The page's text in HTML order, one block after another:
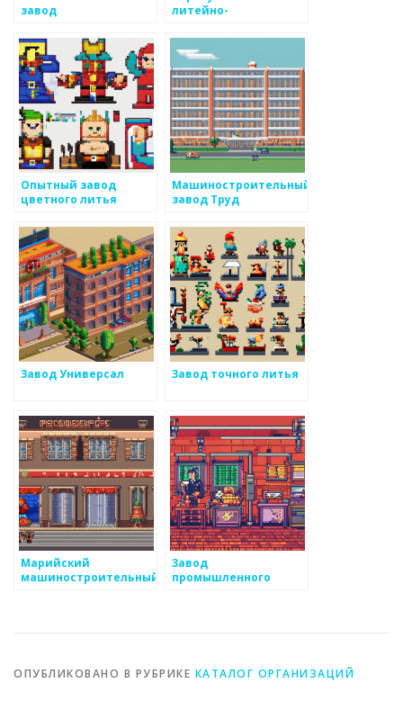
завод
литейно-
Опытный завод
цветного литья
Машиностроительный
завод Труд
Завод Универсал Завод точного литья
Марийский
машиностроительный
Завод
промышленного
ОПУБЛИКОВАНО В РУБРИКЕ КАТАЛОГ ОРГАНИЗАЦИЙ